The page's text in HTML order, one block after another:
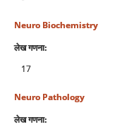
Neuro Biochemistry
लेख गणना:
17
Neuro Pathology
लेख गणना: